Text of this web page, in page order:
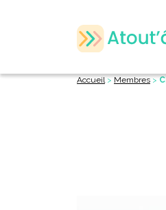
Accueil> Membres >